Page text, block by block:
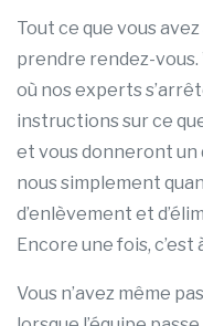
Tout ce que vous
prendre rendez-vous.
où nos experts
instructions sur ce
et vous donneront un
nous simplement
d’enlèvement et
Encore une fois, c’est
Vous n’avez même